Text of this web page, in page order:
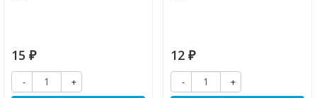
15 ₽
-
+
12 ₽
-
+